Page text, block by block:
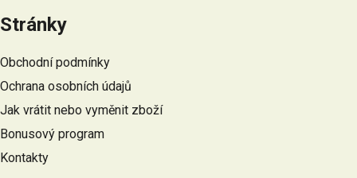
á
p
a
t
í
Stránky
Obchodní podmínky
Ochrana osobních údajů
Jak vrátit nebo vyměnit zboží
Bonusový program
Kontakty